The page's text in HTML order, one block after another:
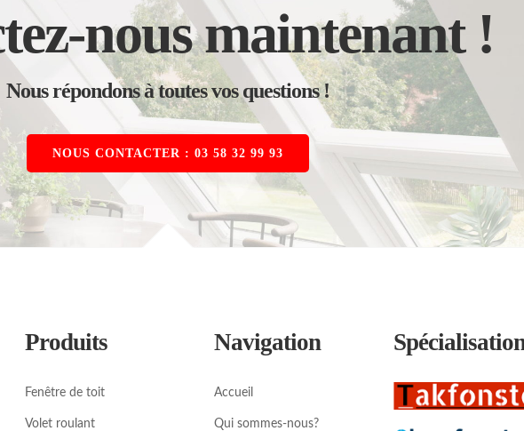
nous maintenant !
Nous répondons à toutes vos questions !
NOUS CONTACTER : 03 58 32 99 93
Produits
Fenêtre de toit
Volet roulant
Navigation
Accueil
Qui sommes-nous?